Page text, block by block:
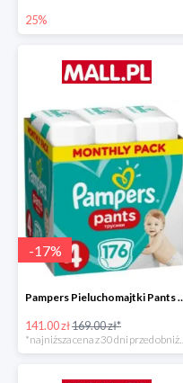
25%
-17%
Pampers Pieluchomajtki
141.00 zł169.00 zł*